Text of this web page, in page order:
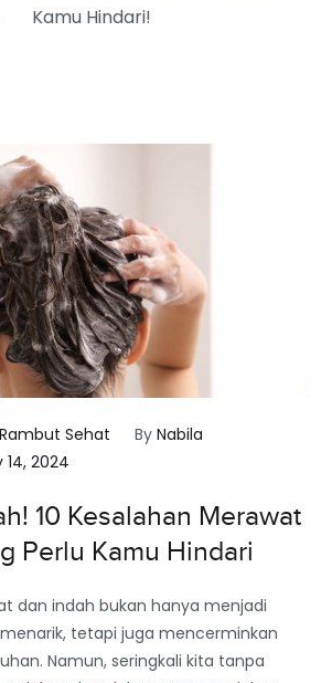
Kamu Hindari!
Sehat By Nabila
2024
10 Kesalahan Merawat
Perlu Kamu Hindari
dan indah bukan hanya menjadi
tetapi juga mencerminkan
Namun, seringkali kita tanpa